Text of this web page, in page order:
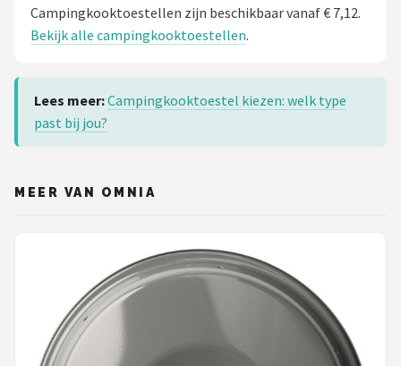
Campingkooktoestellen zijn beschikbaar vanaf € 7,12.
Bekijk alle campingkooktoestellen.
Lees meer:Campingkooktoestel kiezen: welk type
past bij jou?
MEER VAN OMNIA